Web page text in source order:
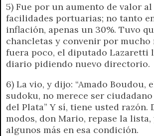
5) Fue por un aumento de valor
facilidades portuarias; no tanto
inflación, apenas un 30%. Tuvo
chancletas y convenir por mucho
fuera poco, el diputado Lazaretti
diario pidiendo nuevo directorio.
6) La vio, y dijo: “Amado Boudou,
sudoku, no merece ser
del Plata” Y sí, tiene usted razón.
modos, don Mario, repase la lista,
algunos más en esa condición.